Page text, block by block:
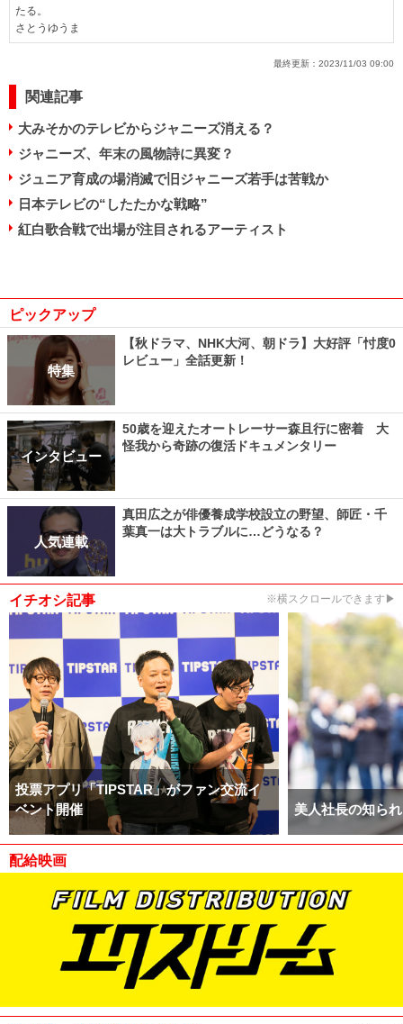
たる。
さとうゆうま
最終更新： 2023/11/03 09:00
関連記事
大みそかのテレビからジャニーズ消える？
ジャニーズ、年末の風物詩に異変？
ジュニア育成の場消滅で旧ジャニーズ若手は苦戦か
日本テレビの“したたかな戦略”
紅白歌合戦で出場が注目されるアーティスト
ピックアップ
特集
【秋ドラマ、NHK大河、朝ドラ】大好評「忖度0
レビュー」全話更新！
インタビュー
50歳を迎えたオートレーサー森且行に密着 大
怪我から奇跡の復活ドキュメンタリー
人気連載
真田広之が俳優養成学校設立の野望、師匠・千
葉真一は大トラブルに…どうなる？
イチオシ記事 ※横スクロールできます▶
投票アプリ「TIPSTAR」がファン交流イ
ベント開催
美人社長の知ら
配給映画